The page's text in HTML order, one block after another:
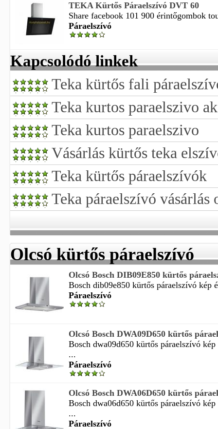
TEKA Kürtős Páraelszívó DVT 60
Share facebook 101 900 érintőgombok
Páraelszívó
Kapcsolódó linkek
Teka kürtős fali
Teka kurtos paraelszivo
Teka kurtos paraelszivo
Vásárlás kürtős teka
Teka kürtős páraelszívók
Teka páraelszívó vásárlás
Olcsó kürtős páraelszívó
Olcsó Bosch DIB09E850 kürtős
Bosch dib09e850 kürtős páraelszívó kép
Páraelszívó
Olcsó Bosch DWA09D650 kürtős
Bosch dwa09d650 kürtős páraelszívó kép
...
Páraelszívó
Olcsó Bosch DWA06D650 kürtős
Bosch dwa06d650 kürtős páraelszívó kép
...
Páraelszívó